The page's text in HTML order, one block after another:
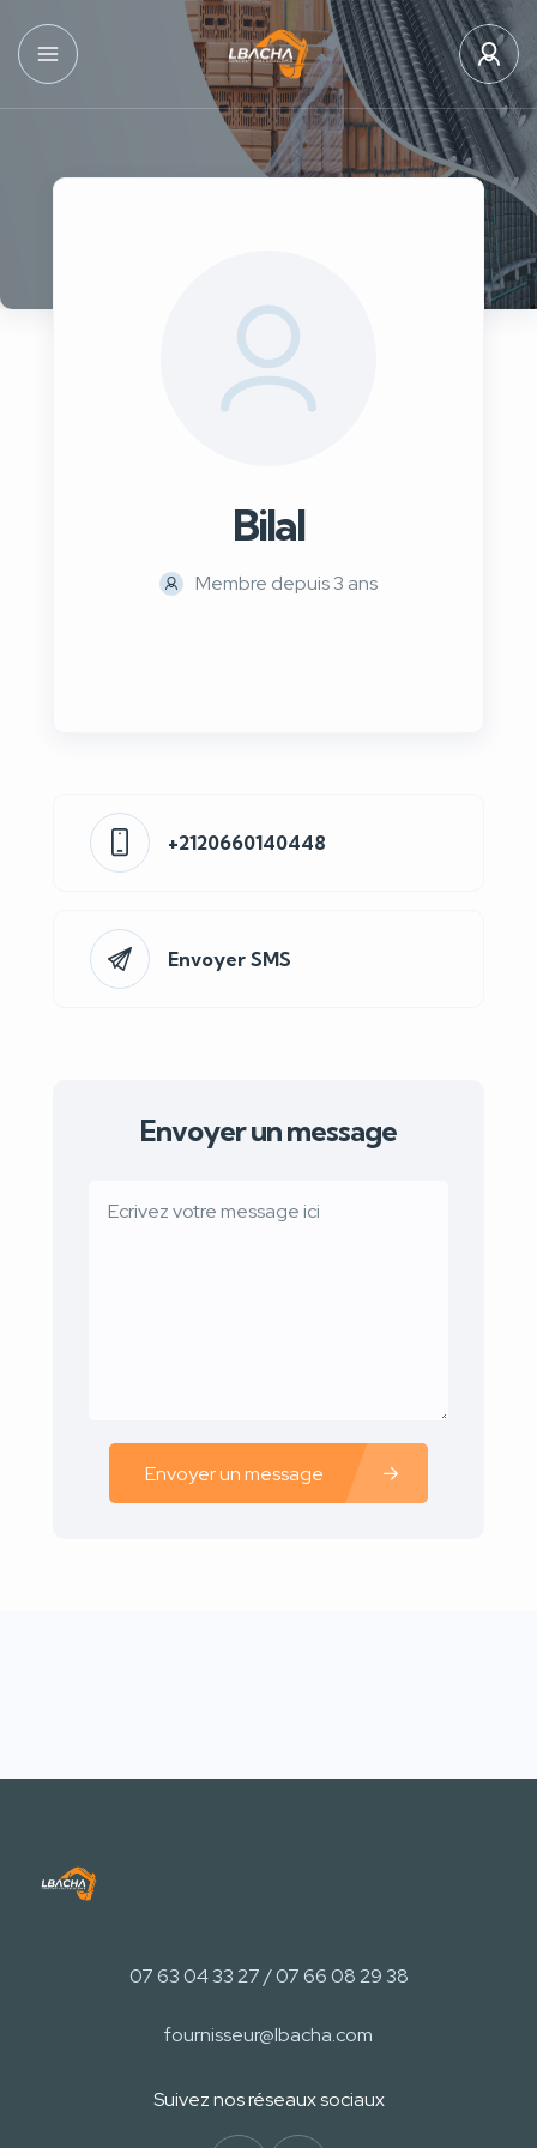
Bilal
Membre depuis 3 ans
+2120660140448
Envoyer SMS
Envoyer un message
Envoyer un message
07 63 04 33 27 / 07 66 08 29 38
fournisseur@lbacha.com
Suivez nos réseaux sociaux